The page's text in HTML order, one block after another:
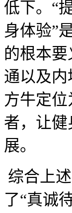
低下。“
身体验”
的根本
通以及
方牛定
者，让
展。
综合上
了“真诚